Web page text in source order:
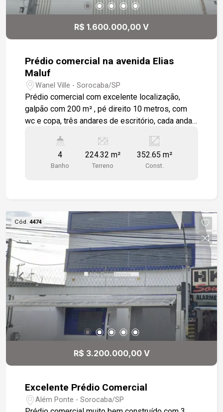
R$ 1.600.000,00 V
Prédio comercial na avenida Elias
Maluf
Wanel Ville - Sorocaba/SP
Prédio comercial com excelente localização,
galpão com 200 m² , pé direito 10 metros, com
wc e copa, três andares de escritório, cada andar
wc e copa
4
Banho
224.32 m²
Terreno
352.65 m²
Const.
Cód. 4474
R$ 3.200.000,00 V
Excelente Prédio Comercial
Além Ponte - Sorocaba/SP